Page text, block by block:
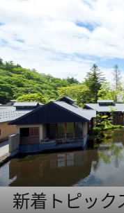
新着トピッ